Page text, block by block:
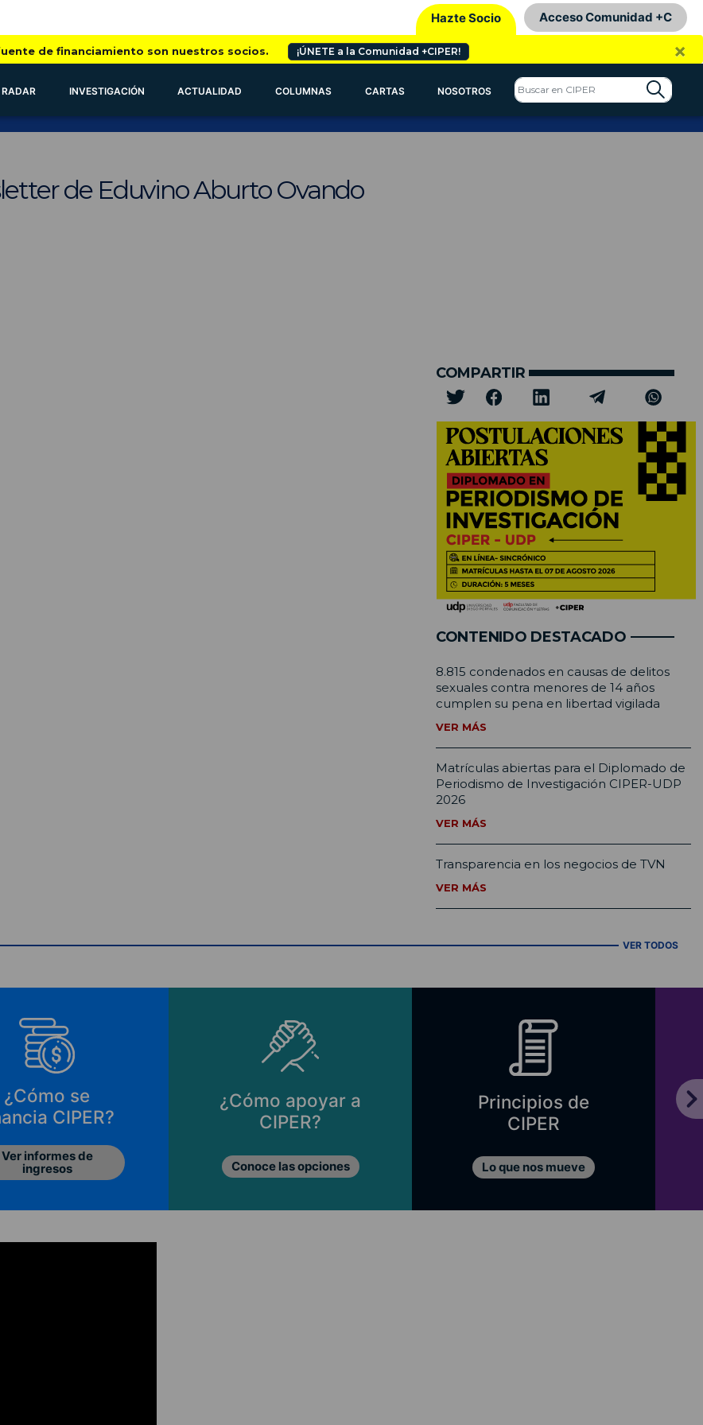
Hazte Socio Acceso Comunidad +C
de financiamiento son nuestros socios. ¡ÚNETE a la Comunidad +CIPER! ×
RADAR INVESTIGACIÓN ACTUALIDAD COLUMNAS CARTAS NOSOTROS
de Eduvino Aburto Ovando
COMPARTIR
CONTENIDO DESTACADO
8.815 condenados en causas de delitos
sexuales contra menores de 14 años
cumplen su pena en libertad vigilada
VER MÁS
Matrículas abiertas para el Diplomado de
Periodismo de Investigación CIPER-UDP
2026
VER MÁS
Transparencia en los negocios de TVN
VER MÁS
VER TODOS
¿Cómo se
CIPER?
Ver informes de
ingresos
¿Cómo apoyar a
CIPER?
Conoce las opciones
Principios de
CIPER
Lo que nos mueve